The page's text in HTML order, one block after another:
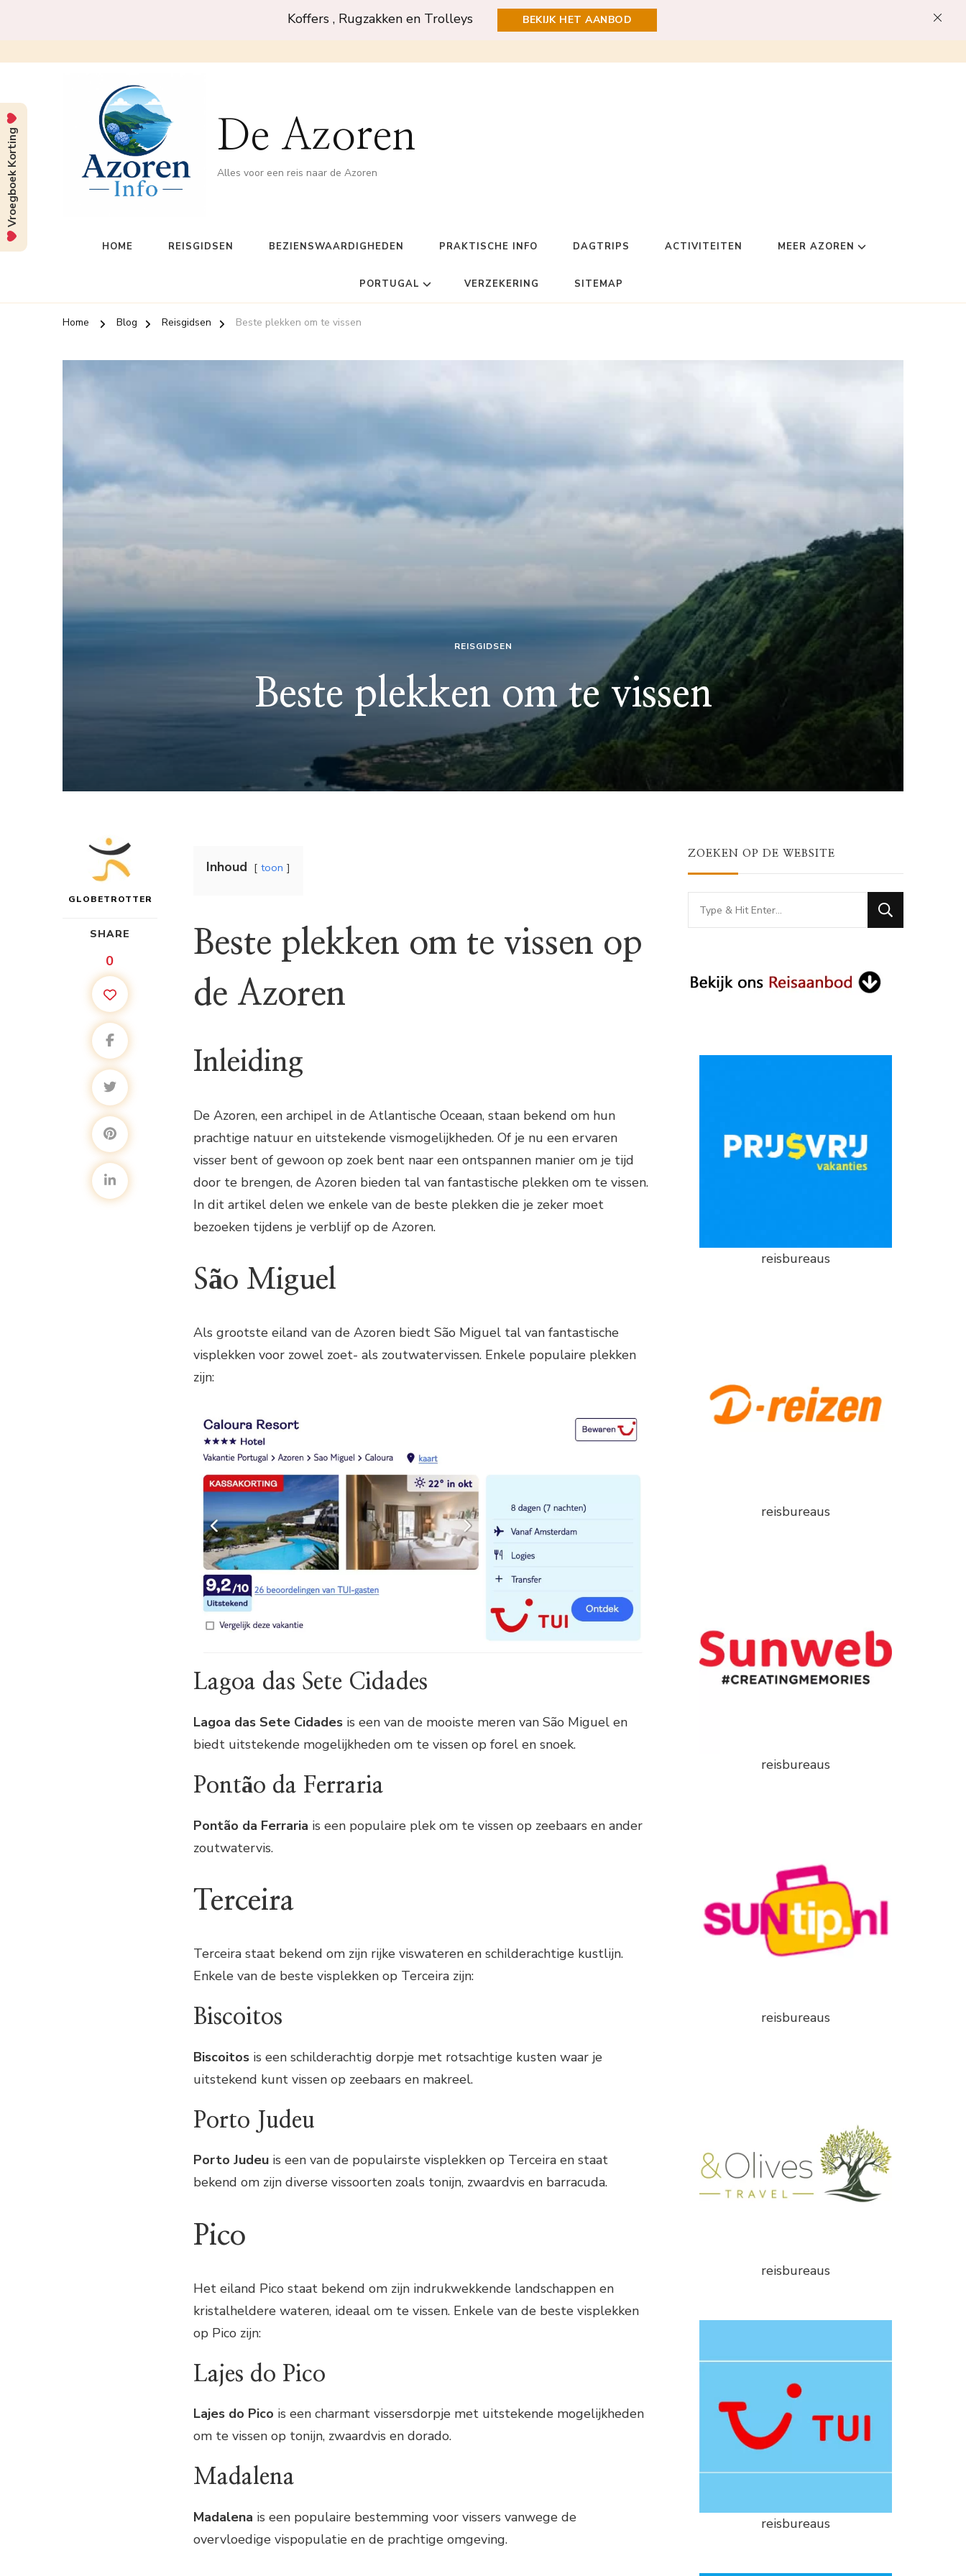
Koffers , Rugzakken en Trolleys BEKIJK HET AANBOD
De Azoren
Alles voor een reis naar de Azoren
HOME REISGIDSEN BEZIENSWAARDIGHEDEN PRAKTISCHE INFO DAGTRIPS ACTIVITEITEN MEER AZOREN
PORTUGAL VERZEKERING SITEMAP
Home Blog Reisgidsen Beste plekken om te vissen
REISGIDSEN
Beste plekken om te vissen
GLOBETROTTER
SHARE
0
Inhoud toon
Beste plekken om te vissen op
de Azoren
Inleiding
De Azoren, een archipel in de Atlantische Oceaan, staan bekend om hun
prachtige natuur en uitstekende vismogelijkheden. Of je nu een ervaren
visser bent of gewoon op zoek bent naar een ontspannen manier om je tijd
door te brengen, de Azoren bieden tal van fantastische plekken om te vissen.
In dit artikel delen we enkele van de beste plekken die je zeker moet
bezoeken tijdens je verblijf op de Azoren.
São Miguel
Als grootste eiland van de Azoren biedt São Miguel tal van fantastische
visplekken voor zowel zoet- als zoutwatervissen. Enkele populaire plekken
zijn:
Lagoa das Sete Cidades
Lagoa das Sete Cidades is een van de mooiste meren van São Miguel en
biedt uitstekende mogelijkheden om te vissen op forel en snoek.
Pontão da Ferraria
Pontão da Ferraria is een populaire plek om te vissen op zeebaars en ander
zoutwatervis.
Terceira
Terceira staat bekend om zijn rijke viswateren en schilderachtige kustlijn.
Enkele van de beste visplekken op Terceira zijn:
Biscoitos
Biscoitos is een schilderachtig dorpje met rotsachtige kusten waar je
uitstekend kunt vissen op zeebaars en makreel.
Porto Judeu
Porto Judeu is een van de populairste visplekken op Terceira en staat
bekend om zijn diverse vissoorten zoals tonijn, zwaardvis en barracuda.
Pico
Het eiland Pico staat bekend om zijn indrukwekkende landschappen en
kristalheldere wateren, ideaal om te vissen. Enkele van de beste visplekken
op Pico zijn:
Lajes do Pico
Lajes do Pico is een charmant vissersdorpje met uitstekende mogelijkheden
om te vissen op tonijn, zwaardvis en dorado.
Madalena
Madalena is een populaire bestemming voor vissers vanwege de
overvloedige vispopulatie en de prachtige omgeving.
ZOEKEN OP DE WEBSITE
Looking
for
reisbureaus
reisbureaus
reisbureaus
reisbureaus
reisbureaus
reisbureaus
Vroegboek Korting